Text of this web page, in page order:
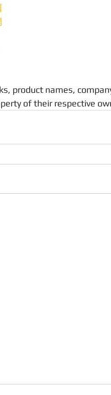
product names,
of their respective